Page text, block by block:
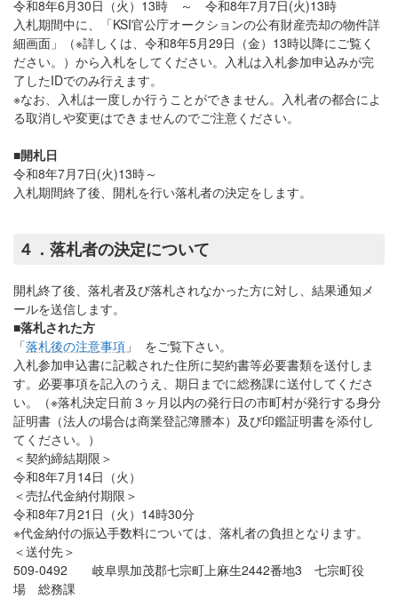
令和8年6月30日（火）13時 ～ 令和8年7月7日(火)13時
入札期間中に、「KSI官公庁オークションの公有財産売却の物件詳
細画面」（※詳しくは、令和8年5月29日（金）13時以降にご覧く
ださい。）から入札をしてください。入札は入札参加申込みが完
了したIDでのみ行えます。
※なお、入札は一度しか行うことができません。入札者の都合によ
る取消しや変更はできませんのでご注意ください。
■開札日
令和8年7月7日(火)13時～
入札期間終了後、開札を行い落札者の決定をします。
４．落札者の決定について
開札終了後、落札者及び落札されなかった方に対し、結果通知メ
ールを送信します。
■落札された方
「落札後の注意事項 」 をご覧下さい。
入札参加申込書に記載された住所に契約書等必要書類を送付しま
す。必要事項を記入のうえ、期日までに総務課に送付してくださ
い。（※落札決定日前３ヶ月以内の発行日の市町村が発行する身分
証明書（法人の場合は商業登記簿謄本）及び印鑑証明書を添付し
てください。）
＜契約締結期限＞
令和8年7月14日（火）
＜売払代金納付期限＞
令和8年7月21日（火）14時30分
※代金納付の振込手数料については、落札者の負担となります。
＜送付先＞
509-0492 岐阜県加茂郡七宗町上麻生2442番地3 七宗町役
場 総務課